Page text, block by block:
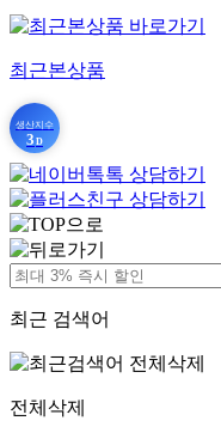
최근본상품
생산지수
3 D
최근 검색어
전체삭제